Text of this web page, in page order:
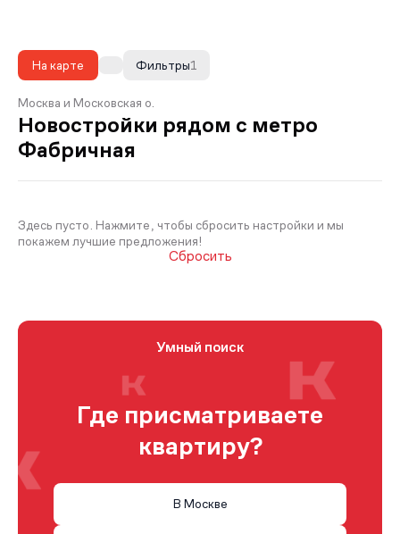
На карте 1
Фильтры
Москва и Московская о.
Новостройки рядом с метро
Фабричная
Здесь пусто. Нажмите, чтобы сбросить настройки и мы
покажем лучшие предложения!
Сбросить
Умный поиск
Где присматриваете
квартиру?
В Москве